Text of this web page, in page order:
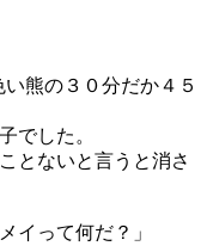
熊の３０分だか４５
でした。
とないと言うと消さ
イって何だ？」